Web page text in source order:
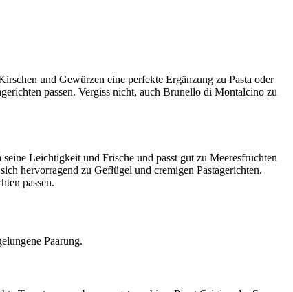
und Gewürzen eine perfekte Ergänzung zu Pasta oder
passen. Vergiss nicht, auch Brunello di Montalcino zu
Leichtigkeit und Frische und passt gut zu Meeresfrüchten
hervorragend zu Geflügel und cremigen Pastagerichten.
passen.
Paarung.